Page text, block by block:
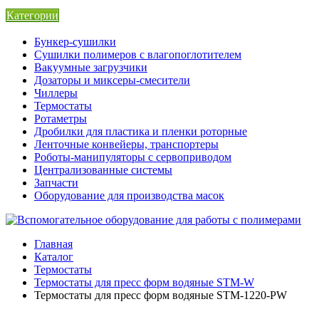
Категории
Бункер-сушилки
Сушилки полимеров с влагопоглотителем
Вакуумные загрузчики
Дозаторы и миксеры-смесители
Чиллеры
Термостаты
Ротаметры
Дробилки для пластика и пленки роторные
Ленточные конвейеры, транспортеры
Роботы-манипуляторы с сервоприводом
Централизованные системы
Запчасти
Оборудование для производства масок
Главная
Каталог
Термостаты
Термостаты для пресс форм водяные STM-W
Термостаты для пресс форм водяные STM-1220-PW